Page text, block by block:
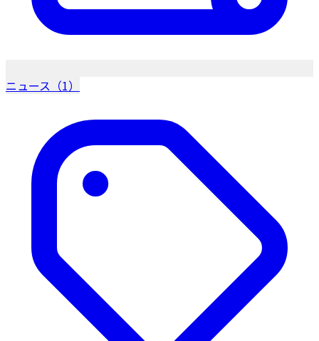
ニュース（1）